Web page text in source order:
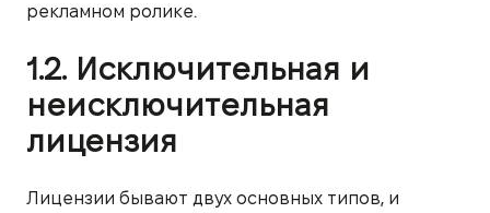
рекламном ролике.
1.2. Исключительная и
неисключительная
лицензия
Лицензии бывают двух основных типов, и